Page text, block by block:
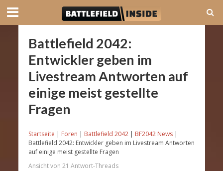
Battlefield 2042:
Entwickler geben im
Livestream Antworten auf
einige meist gestellte
Fragen
Startseite | Foren | Battlefield 2042 | BF2042 News |
Battlefield 2042: Entwickler geben im Livestream Antworten
auf einige meist gestellte Fragen
Ansicht von 21 Antwort-Threads